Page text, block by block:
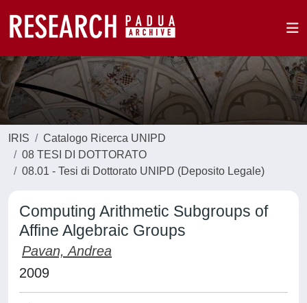
IRIS
Catalogo Ricerca UNIPD
08 TESI DI DOTTORATO
08.01 - Tesi di Dottorato UNIPD (Deposito Legale)
Computing Arithmetic Subgroups of
Affine Algebraic Groups
Pavan, Andrea
2009